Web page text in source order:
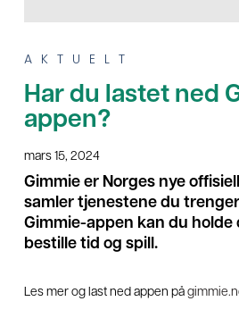
AKTUELT
Har du lastet ned
appen?
mars 15, 2024
Gimmie er Norges nye
samler tjenestene du
Gimmie-appen kan du
bestille tid og spill.
Les mer og last ned appen på